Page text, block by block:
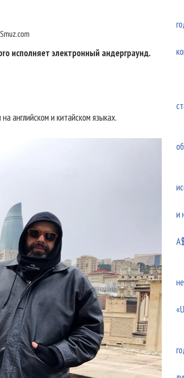
исполняет электронный андерграунд.
английском и китайском языках.
и